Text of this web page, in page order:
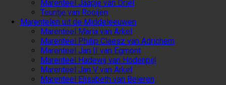
Marenteel Jaapje van Driel
Teuntje van Rooijen
Marentelen uit de Middeleeuwen
Marenteel Maria van Arkel
Marenteel Philip Claesz van Adrichem
Marenteel Jan II van Egmont
Marenteel Hadewij van Hodenpijl
Marenteel Jan V van Arkel
Marenteel Elisabeth van Beieren